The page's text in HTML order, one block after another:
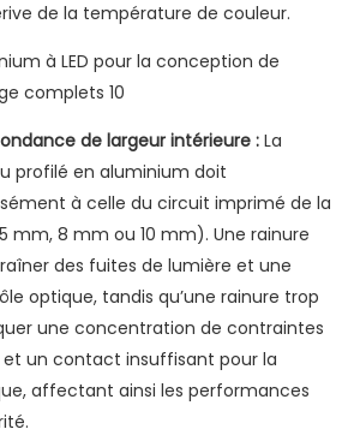
de la température de couleur.
de largeur intérieure : La
profilé en aluminium doit
à celle du circuit imprimé de la
mm, 8 mm ou 10 mm). Une rainure
des fuites de lumière et une
optique, tandis qu’une rainure trop
une concentration de contraintes
et un contact insuffisant pour la
affectant ainsi les performances